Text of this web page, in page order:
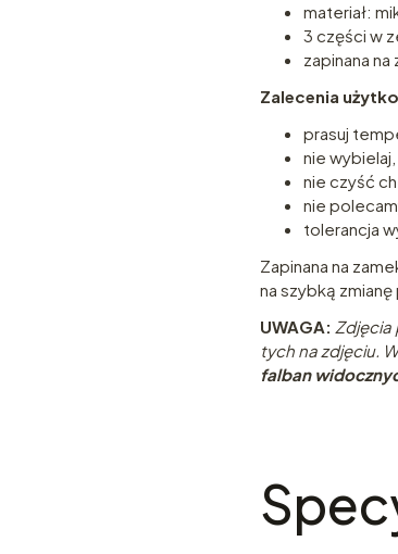
materiał:
3 części w
zapinana
Zalecenia
prasuj
nie
nie czyść
nie
tolerancja
Zapinana na
na szybką
UWAGA: Zdjęcia
tych na zdjęciu.
falban